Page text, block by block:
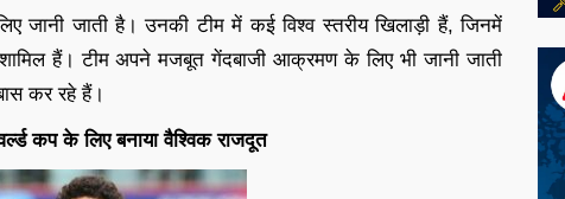
जाती है। उनकी टीम में कई विश्व स्तरीय खिलाड़ी हैं, जिनमें
हैं। टीम अपने मजबूत गेंदबाजी आक्रमण के लिए भी जानी जाती
कर रहे हैं।
कप के लिए बनाया वैश्विक राजदूत